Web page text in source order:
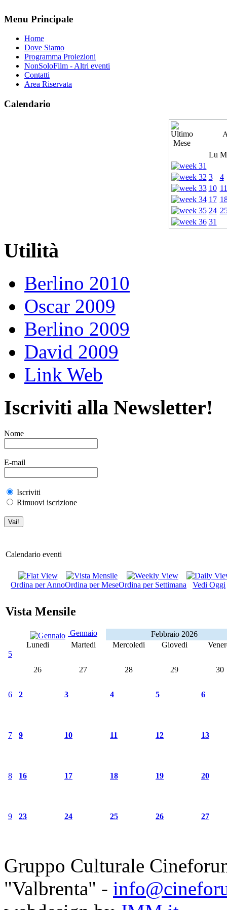
Menu Principale
Home
Dove Siamo
Programma Proiezioni
NonSoloFilm - Altri eventi
Contatti
Area Riservata
Calendario
Lu
3
4
10 11
17
24
31
Utilità
Berlino 2010
Oscar 2009
Berlino 2009
David 2009
Link Web
Iscriviti alla Newsletter!
Nome
E-mail
Iscriviti
Rimuovi iscrizione
Calendario eventi
Ordina per AnnoOrdina per MeseOrdina per Settimana Vedi Oggi
Vista Mensile
Gennaio
Febbraio 2026
Lunedi
Martedi Mercoledi Giovedi
5
26
27 28 29 30
6 2 3 4 5 6
7 9 10 11 12 13
8 16 17 18 19 20
9 23 24 25 26 27
Gruppo Culturale
"Valbrenta" -